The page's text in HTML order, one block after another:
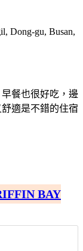
Dong-gu, Busan,
餐也很好吃，邊
適是不錯的住宿
BAY